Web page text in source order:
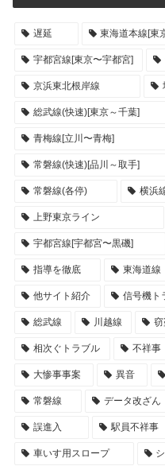
遅延 東海道本線[東
宇都宮線[東京〜宇都宮]
京浜東北根岸線
総武線(快速)[東京～千葉]
青梅線[立川〜青梅]
常磐線(快速)[品川～取手]
常磐線(各停) 横浜
上野東京ライン
宇都宮線[宇都宮〜黒磯]
指導を徹底 東海道線
他サイト紹介 信号機ト
総武線 川越線 窃
相次ぐトラブル 不祥事
大惨事事案 異音
常磐線 データ改ざん
誤進入 駅員不祥事
車いす用スロープ